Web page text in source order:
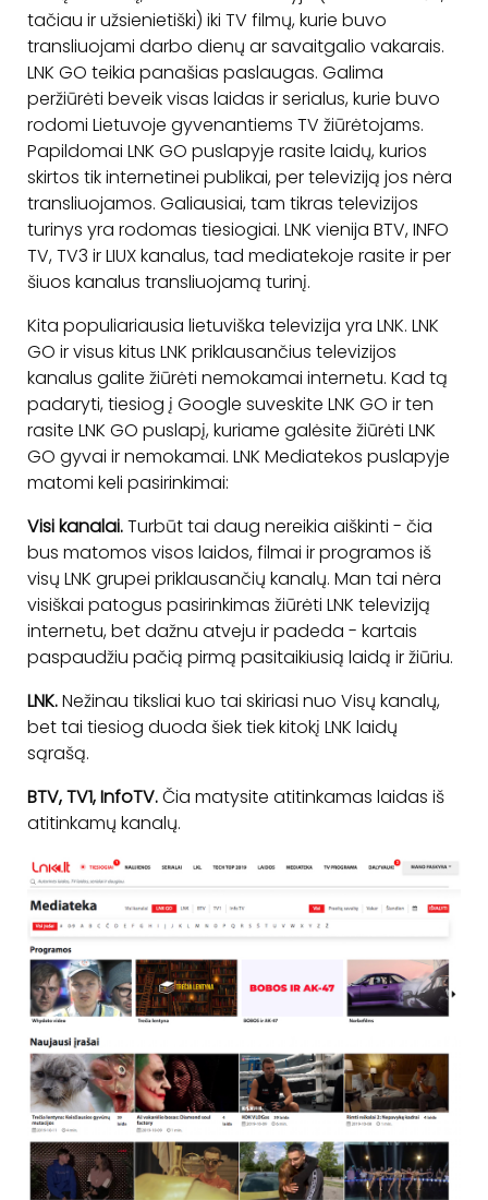
tačiau ir užsienietiški) iki TV filmų, kurie buvo
transliuojami darbo dienų ar savaitgalio vakarais.
LNK GO teikia panašias paslaugas. Galima
peržiūrėti beveik visas laidas ir serialus, kurie buvo
rodomi Lietuvoje gyvenantiems TV žiūrėtojams.
Papildomai LNK GO puslapyje rasite laidų, kurios
skirtos tik internetinei publikai, per televiziją jos nėra
transliuojamos. Galiausiai, tam tikras televizijos
turinys yra rodomas tiesiogiai. LNK vienija BTV, INFO
TV, TV3 ir LIUX kanalus, tad mediatekoje rasite ir per
šiuos kanalus transliuojamą turinį.
Kita populiariausia lietuviška televizija yra LNK. LNK
GO ir visus kitus LNK priklausančius televizijos
kanalus galite žiūrėti nemokamai internetu. Kad tą
padaryti, tiesiog į Google suveskite LNK GO ir ten
rasite LNK GO puslapį, kuriame galėsite žiūrėti LNK
GO gyvai ir nemokamai. LNK Mediatekos puslapyje
matomi keli pasirinkimai:
Visi kanalai.Turbūt tai daug nereikia aiškinti - čia
bus matomos visos laidos, filmai ir programos iš
visų LNK grupei priklausančių kanalų. Man tai nėra
visiškai patogus pasirinkimas žiūrėti LNK televiziją
internetu, bet dažnu atveju ir padeda - kartais
paspaudžiu pačią pirmą pasitaikiusią laidą ir žiūriu.
LNK.Nežinau tiksliai kuo tai skiriasi nuo Visų kanalų,
bet tai tiesiog duoda šiek tiek kitokį LNK laidų
sąrašą.
BTV, TV1, InfoTV.Čia matysite atitinkamas laidas iš
atitinkamų kanalų.